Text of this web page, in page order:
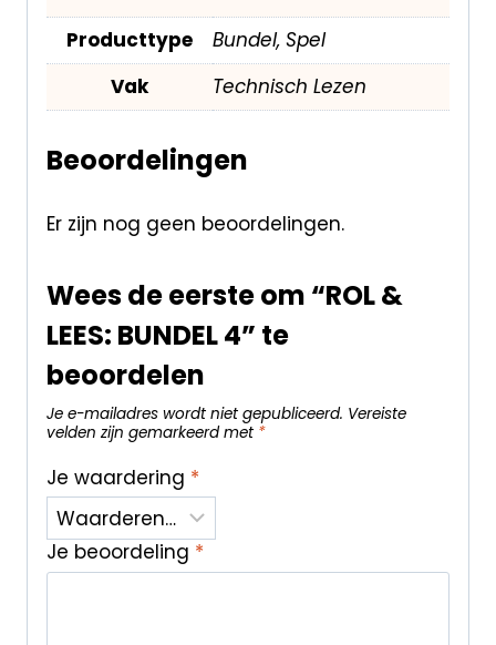
Producttype
Bundel, Spel
Vak
Technisch Lezen
Beoordelingen
Er zijn nog geen beoordelingen.
Wees de eerste om “ROL &
LEES: BUNDEL 4” te
beoordelen
Je e-mailadres wordt niet gepubliceerd. Vereiste
velden zijn gemarkeerd met *
Je waardering *
Je beoordeling *